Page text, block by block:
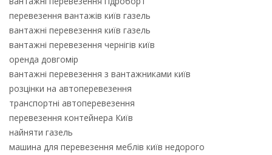
перевезення вантажів київ газель
вантажні перевезення київ газель
вантажні перевезення чернігів київ
оренда довгомір
вантажні перевезення з вантажниками київ
розцінки на автоперевезення
транспортні автоперевезення
перевезення контейнера Київ
найняти газель
машина для перевезення меблів київ недорого